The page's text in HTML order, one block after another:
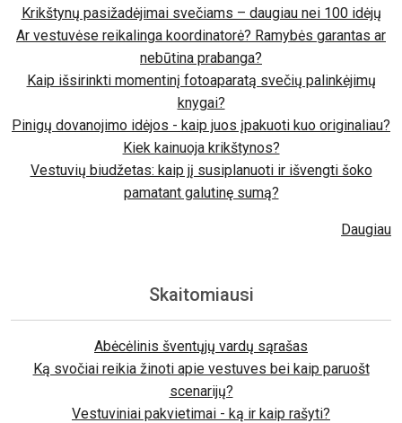
Krikštynų pasižadėjimai svečiams – daugiau nei 100 idėjų
Ar vestuvėse reikalinga koordinatorė? Ramybės garantas ar
nebūtina prabanga?
Kaip išsirinkti momentinį fotoaparatą svečių palinkėjimų
knygai?
Pinigų dovanojimo idėjos - kaip juos įpakuoti kuo originaliau?
Kiek kainuoja krikštynos?
Vestuvių biudžetas: kaip jį susiplanuoti ir išvengti šoko
pamatant galutinę sumą?
Daugiau
Skaitomiausi
Abėcėlinis šventųjų vardų sąrašas
Ką svočiai reikia žinoti apie vestuves bei kaip paruošt
scenarijų?
Vestuviniai pakvietimai - ką ir kaip rašyti?